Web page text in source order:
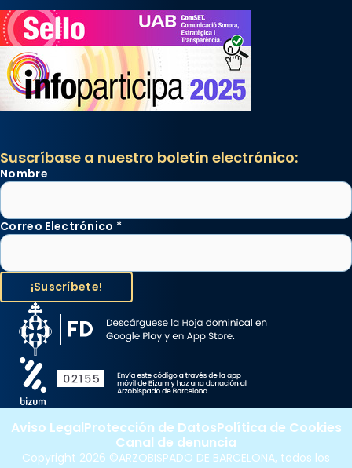
Suscríbase a nuestro boletín electrónico:
Nombre
Correo Electrónico *
Copyright 2026 ©ARZOBISPADO DE BARCELONA, todos los
Aviso LegalProtección de DatosPolítica de Cookies
Canal de denuncia